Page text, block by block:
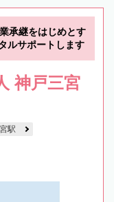
承継をはじめとす
ルサポートします
神戸三宮
駅